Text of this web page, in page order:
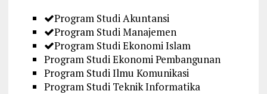
Program Studi Akuntansi
Program Studi Manajemen
Program Studi Ekonomi Islam
Program Studi Ekonomi Pembangunan
Program Studi Ilmu Komunikasi
Program Studi Teknik Informatika